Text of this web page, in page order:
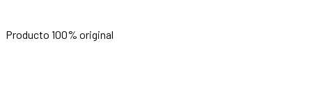
Producto 100% original